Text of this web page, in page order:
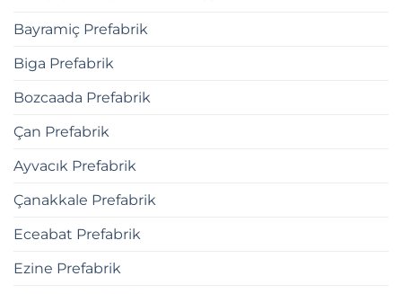
Bayramiç Prefabrik
Biga Prefabrik
Bozcaada Prefabrik
Çan Prefabrik
Ayvacık Prefabrik
Çanakkale Prefabrik
Eceabat Prefabrik
Ezine Prefabrik